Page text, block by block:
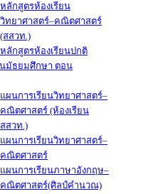
หลักสูตรห้องเรียน
วิทยาศาสตร์–คณิตศาสตร์
(สสวท.)
หลักสูตรห้องเรียนปกติ
มัธยมศึกษา ตอน
แผนการเรียนวิทยาศาสตร์–
คณิตศาสตร์ (ห้องเรียน
สสวท.)
แผนการเรียนวิทยาศาสตร์–
คณิตศาสตร์
แผนการเรียนภาษาอังกฤษ–
คณิตศาสตร์(ศิลป์คำนวณ)